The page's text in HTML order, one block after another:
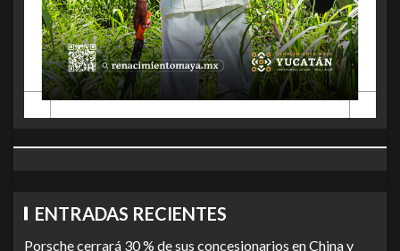
ENTRADAS RECIENTES
Porsche cerrará 30 % de sus concesionarios en China y